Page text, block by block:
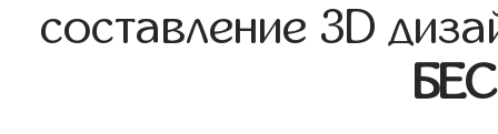
составление 3D